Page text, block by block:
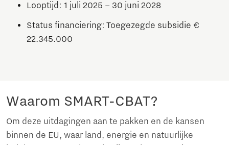
Looptijd: 1 juli 2025 – 30 juni 2028
Status financiering: Toegezegde subsidie €
22.345.000
Waarom SMART-CBAT?
Om deze uitdagingen aan te pakken en de kansen
binnen de EU, waar land, energie en natuurlijke